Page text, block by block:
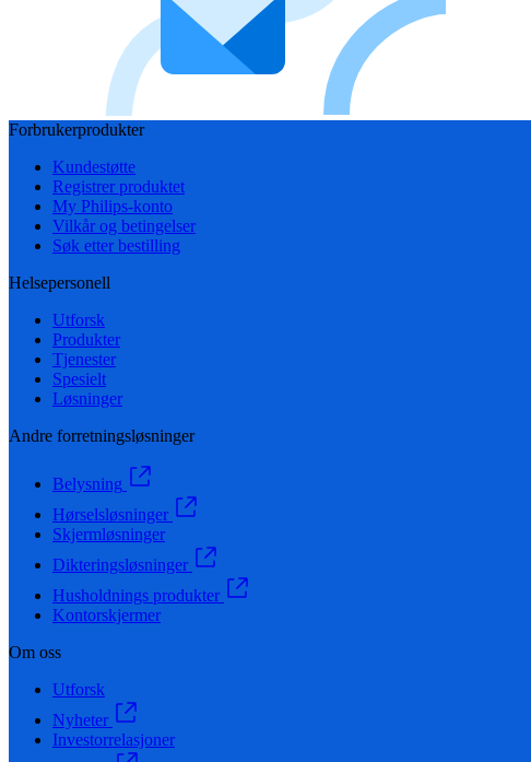
Forbrukerprodukter
Kundestøtte
Registrer produktet
My Philips-konto
Vilkår og betingelser
Søk etter bestilling
Helsepersonell
Utforsk
Produkter
Tjenester
Spesielt
Løsninger
Andre forretningsløsninger
Belysning
Hørselsløsninger
Skjermløsninger
Dikteringsløsninger
Husholdnings produkter
Kontorskjermer
Om oss
Utforsk
Nyheter
Investorrelasjoner